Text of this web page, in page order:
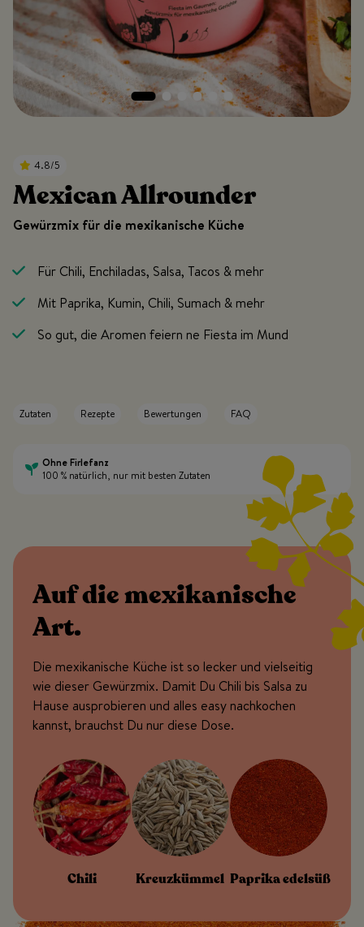
4.8/5
Mexican Allrounder
Gewürzmix für die mexikanische Küche
Für Chili, Enchiladas, Salsa, Tacos & mehr
Mit Paprika, Kumin, Chili, Sumach & mehr
So gut, die Aromen feiern ne Fiesta im Mund
Zutaten Rezepte Bewertungen FAQ
Ohne Firlefanz
100 % natürlich, nur mit besten Zutaten
Auf die mexikanische
Art.
Die mexikanische Küche ist so lecker und vielseitig
wie dieser Gewürzmix. Damit Du Chili bis Salsa zu
Hause ausprobieren und alles easy nachkochen
kannst, brauchst Du nur diese Dose.
Chili Kreuzkümmel Paprika edelsüß